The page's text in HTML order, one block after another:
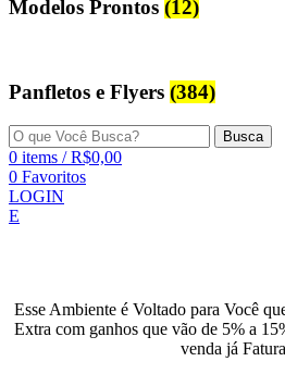
Modelos Prontos (12)
Panfletos e Flyers (384)
Busca
0 items / R$0,00
0 Favoritos
LOGIN
E
Esse Ambiente é Voltado para Você
Extra com ganhos que vão de 5% a
venda já